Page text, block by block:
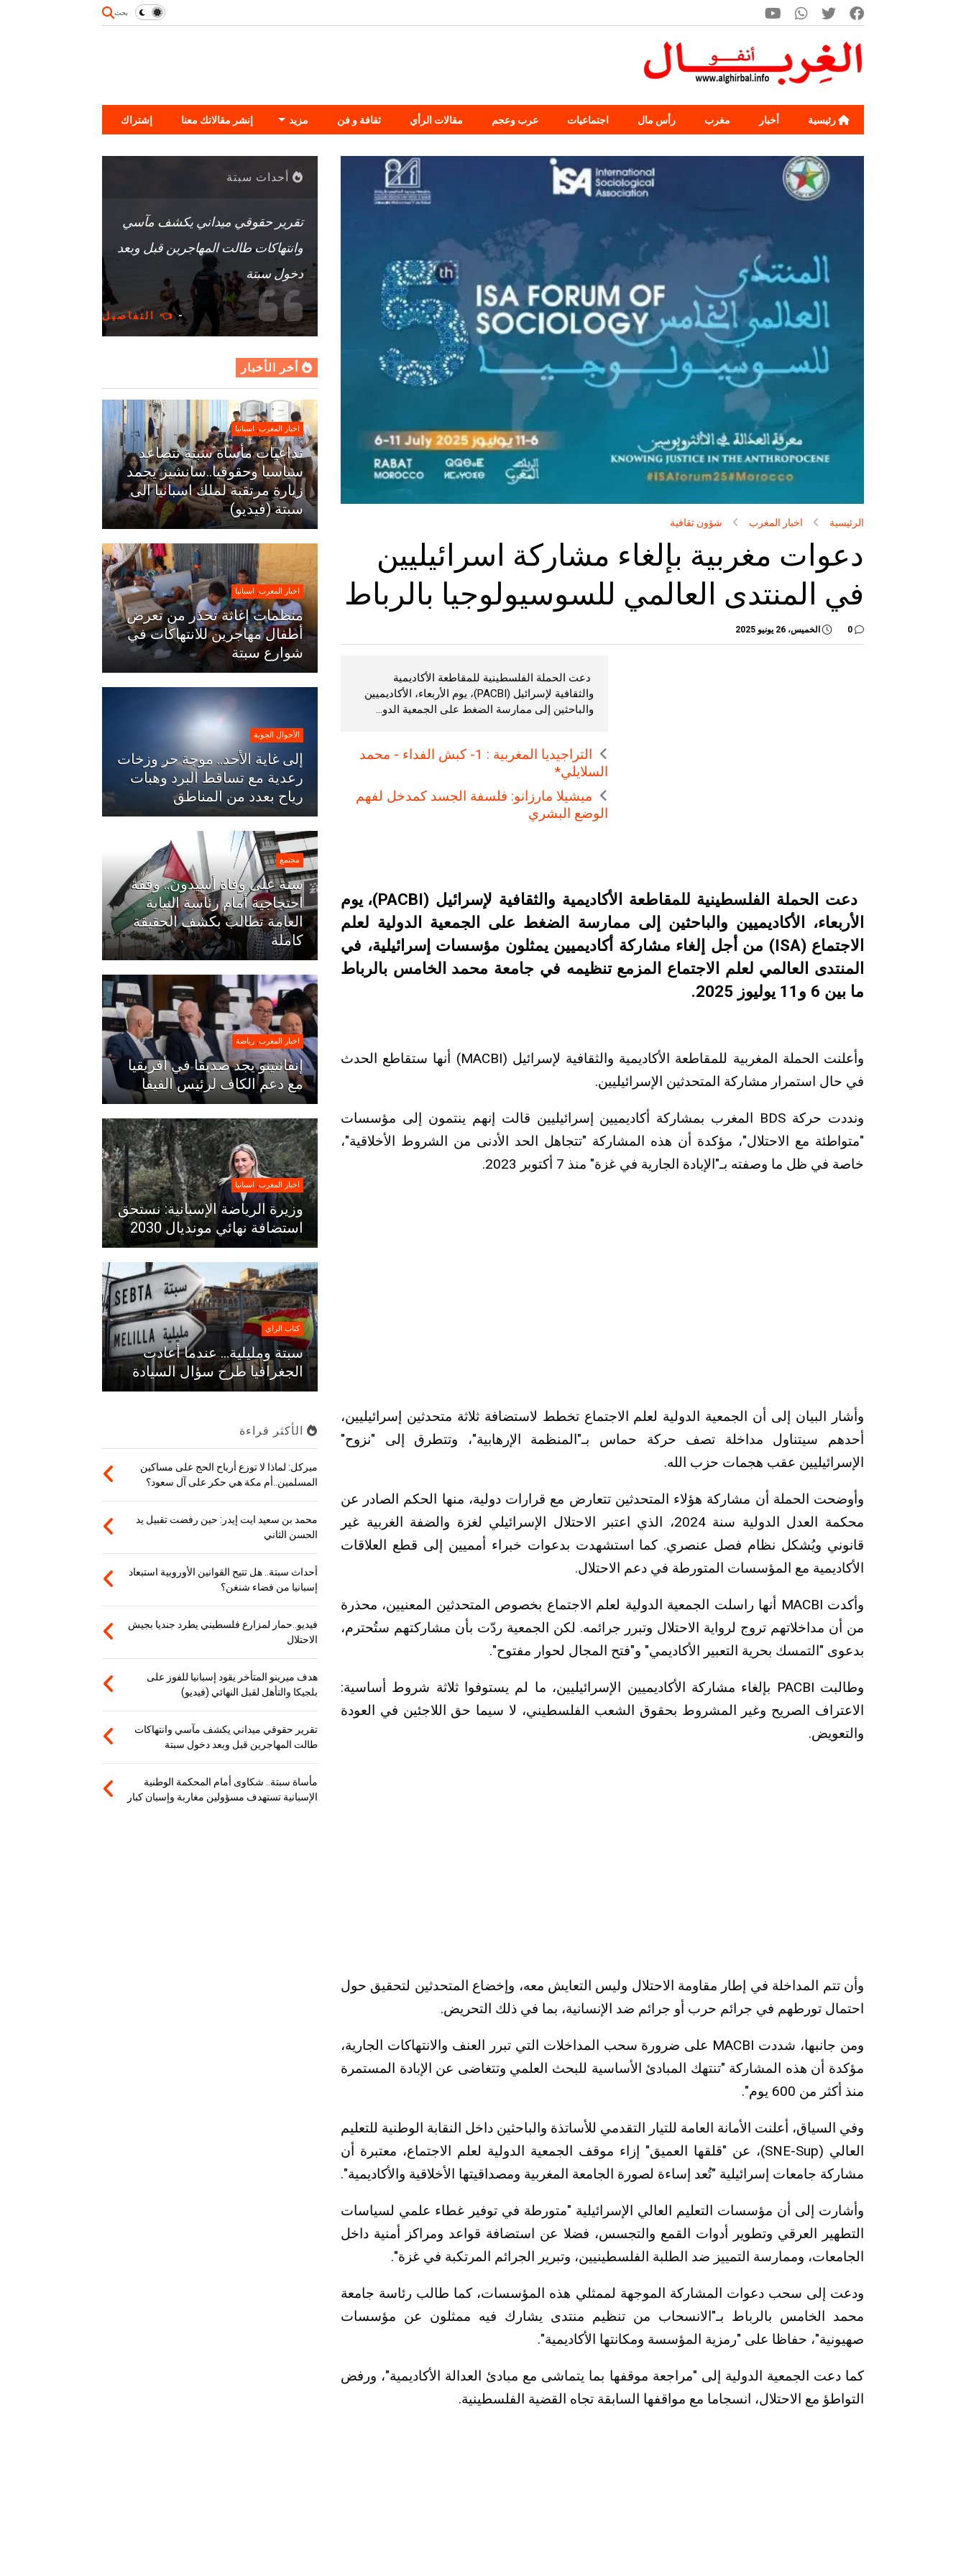
بحث
رئيسية أخبار مغرب رأس مال اجتماعيات عرب وعجم مقالات الرأي ثقافة و فن مزيد إنشر مقالاتك معنا إشتراك
الرئيسية اخبار المغرب شؤون ثقافية
دعوات مغربية بإلغاء مشاركة اسرائيليين
في المنتدى العالمي للسوسيولوجيا بالرباط
الخميس، 26 يونيو 2025
دعت الحملة الفلسطينية للمقاطعة الأكاديمية
والثقافية لإسرائيل (PACBI)، يوم الأربعاء، الأكاديميين
والباحثين إلى ممارسة الضغط على الجمعية الدو...
التراجيديا المغربية : 1- كبش الفداء - محمد
السلايلي*
ميشيلا مارزانو: فلسفة الجسد كمدخل لفهم
الوضع البشري
دعت الحملة الفلسطينية للمقاطعة الأكاديمية والثقافية لإسرائيل (PACBI)، يوم
الأربعاء، الأكاديميين والباحثين إلى ممارسة الضغط على الجمعية الدولية لعلم
الاجتماع (ISA) من أجل إلغاء مشاركة أكاديميين يمثلون مؤسسات إسرائيلية، في
المنتدى العالمي لعلم الاجتماع المزمع تنظيمه في جامعة محمد الخامس بالرباط
ما بين 6 و11 يوليوز 2025.
وأعلنت الحملة المغربية للمقاطعة الأكاديمية والثقافية لإسرائيل (MACBI) أنها ستقاطع الحدث
في حال استمرار مشاركة المتحدثين الإسرائيليين.
ونددت حركة BDS المغرب بمشاركة أكاديميين إسرائيليين قالت إنهم ينتمون إلى مؤسسات
"متواطئة مع الاحتلال"، مؤكدة أن هذه المشاركة "تتجاهل الحد الأدنى من الشروط الأخلاقية"،
خاصة في ظل ما وصفته بـ"الإبادة الجارية في غزة" منذ 7 أكتوبر 2023.
وأشار البيان إلى أن الجمعية الدولية لعلم الاجتماع تخطط لاستضافة ثلاثة متحدثين إسرائيليين،
أحدهم سيتناول مداخلة تصف حركة حماس بـ"المنظمة الإرهابية"، وتتطرق إلى "نزوح"
الإسرائيليين عقب هجمات حزب الله.
وأوضحت الحملة أن مشاركة هؤلاء المتحدثين تتعارض مع قرارات دولية، منها الحكم الصادر عن
محكمة العدل الدولية سنة 2024، الذي اعتبر الاحتلال الإسرائيلي لغزة والضفة الغربية غير
قانوني ويُشكل نظام فصل عنصري. كما استشهدت بدعوات خبراء أمميين إلى قطع العلاقات
الأكاديمية مع المؤسسات المتورطة في دعم الاحتلال.
وأكدت MACBI أنها راسلت الجمعية الدولية لعلم الاجتماع بخصوص المتحدثين المعنيين، محذرة
من أن مداخلاتهم تروج لرواية الاحتلال وتبرر جرائمه. لكن الجمعية ردّت بأن مشاركتهم ستُحترم،
بدعوى "التمسك بحرية التعبير الأكاديمي" و"فتح المجال لحوار مفتوح".
وطالبت PACBI بإلغاء مشاركة الأكاديميين الإسرائيليين، ما لم يستوفوا ثلاثة شروط أساسية:
الاعتراف الصريح وغير المشروط بحقوق الشعب الفلسطيني، لا سيما حق اللاجئين في العودة
والتعويض.
وأن تتم المداخلة في إطار مقاومة الاحتلال وليس التعايش معه، وإخضاع المتحدثين لتحقيق حول
احتمال تورطهم في جرائم حرب أو جرائم ضد الإنسانية، بما في ذلك التحريض.
ومن جانبها، شددت MACBI على ضرورة سحب المداخلات التي تبرر العنف والانتهاكات الجارية،
مؤكدة أن هذه المشاركة "تنتهك المبادئ الأساسية للبحث العلمي وتتغاضى عن الإبادة المستمرة
منذ أكثر من 600 يوم".
وفي السياق، أعلنت الأمانة العامة للتيار التقدمي للأساتذة والباحثين داخل النقابة الوطنية للتعليم
العالي (SNE-Sup)، عن "قلقها العميق" إزاء موقف الجمعية الدولية لعلم الاجتماع، معتبرة أن
مشاركة جامعات إسرائيلية "تُعد إساءة لصورة الجامعة المغربية ومصداقيتها الأخلاقية والأكاديمية".
وأشارت إلى أن مؤسسات التعليم العالي الإسرائيلية "متورطة في توفير غطاء علمي لسياسات
التطهير العرقي وتطوير أدوات القمع والتجسس، فضلا عن استضافة قواعد ومراكز أمنية داخل
الجامعات، وممارسة التمييز ضد الطلبة الفلسطينيين، وتبرير الجرائم المرتكبة في غزة".
ودعت إلى سحب دعوات المشاركة الموجهة لممثلي هذه المؤسسات، كما طالب رئاسة جامعة
محمد الخامس بالرباط بـ"الانسحاب من تنظيم منتدى يشارك فيه ممثلون عن مؤسسات
صهيونية"، حفاظا على "رمزية المؤسسة ومكانتها الأكاديمية".
كما دعت الجمعية الدولية إلى "مراجعة موقفها بما يتماشى مع مبادئ العدالة الأكاديمية"، ورفض
التواطؤ مع الاحتلال، انسجاما مع مواقفها السابقة تجاه القضية الفلسطينية.
أحداث سبتة
تقرير حقوقي ميداني يكشف مآسي
وانتهاكات طالت المهاجرين قبل وبعد
دخول سبتة
-👈 التفاصيل
أخر الأخبار
اخبار المغرب, اسبانيا
تداعيات مأساة سبتة تتصاعد
سياسيا وحقوقيا..سانشيز يجمد
زيارة مرتقبة لملك اسبانيا الى
سبتة (فيديو)
اخبار المغرب, اسبانيا
منظمات إغاثة تحذر من تعرض
أطفال مهاجرين للانتهاكات في
شوارع سبتة
الأحوال الجوية
إلى غاية الأحد.. موجة حر وزخات
رعدية مع تساقط البرد وهبات
رياح بعدد من المناطق
مجتمع
سنة على وفاة أسيدون.. وقفة
احتجاجية أمام رئاسة النيابة
العامة تطالب بكشف الحقيقة
كاملة
اخبار المغرب, رياضة
إنفانتينو يجد صديقا في أفريقيا
مع دعم الكاف لرئيس الفيفا
اخبار المغرب, اسبانيا
وزيرة الرياضة الإسبانية: نستحق
استضافة نهائي مونديال 2030
كتاب الراي
سبتة ومليلية… عندما أعادت
الجغرافيا طرح سؤال السيادة
الأكثر قراءة
ميركل: لماذا لا توزع أرباح الحج على مساكين
المسلمين..أم مكة هي حكر على آل سعود؟
محمد بن سعيد ايت إيدر: حين رفضت تقبيل يد
الحسن الثاني
أحداث سبتة.. هل تتيح القوانين الأوروبية استبعاد
إسبانيا من فضاء شنغن؟
فيديو..حمار لمزارع فلسطيني يطرد جنديا بجيش
الاحتلال
هدف ميرينو المتأخر يقود إسبانيا للفوز على
بلجيكا والتأهل لقبل النهائي (فيديو)
تقرير حقوقي ميداني يكشف مآسي وانتهاكات
طالت المهاجرين قبل وبعد دخول سبتة
مأساة سبتة.. شكاوى أمام المحكمة الوطنية
الإسبانية تستهدف مسؤولين مغاربة وإسبان كبار